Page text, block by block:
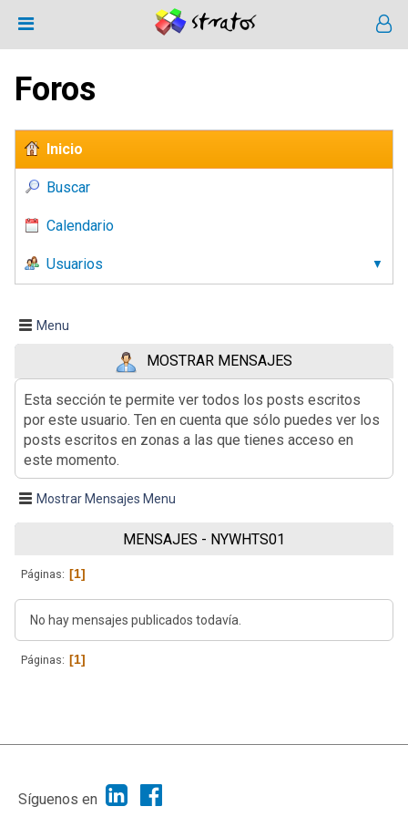
Foros
Inicio
Buscar
Calendario
Usuarios
Menu
MOSTRAR MENSAJES
Esta sección te permite ver todos los posts escritos
por este usuario. Ten en cuenta que sólo puedes ver los
posts escritos en zonas a las que tienes acceso en
este momento.
Mostrar Mensajes Menu
MENSAJES - NYWHTS01
Páginas 1
No hay mensajes publicados todavía.
Páginas 1
|
Síguenos en